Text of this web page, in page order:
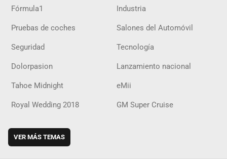
Fórmula1 Industria
Pruebas de coches Salones del Automóvil
Seguridad Tecnología
Dolorpasion Lanzamiento nacional
Tahoe Midnight eMii
Royal Wedding 2018 GM Super Cruise
VER MÁS TEMAS